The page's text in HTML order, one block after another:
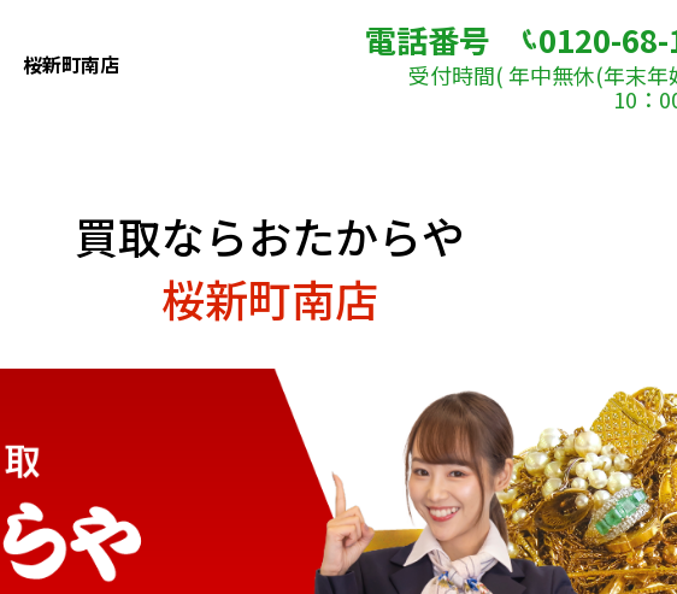
桜新町南店
電話番号 0120-
受付時間( 年中無休(年末年
10：
買取ならおたからや
桜新町南店